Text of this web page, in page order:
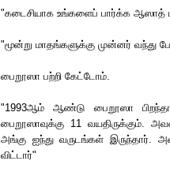
"கடைசியாக உங்களைப் பார்க்க ஆஸாத்
"மூன்று மாதங்களுக்கு முன்னர் வந்து
பைறூஸா பற்றி கேட்டோம்.
"1993ஆம் ஆண்டு பைறூஸா
பைறூஸாவுக்கு 11 வயதிருக்கும்.
அங்கு ஐந்து வருடங்கள் இருந்தார்.
விட்டார்"